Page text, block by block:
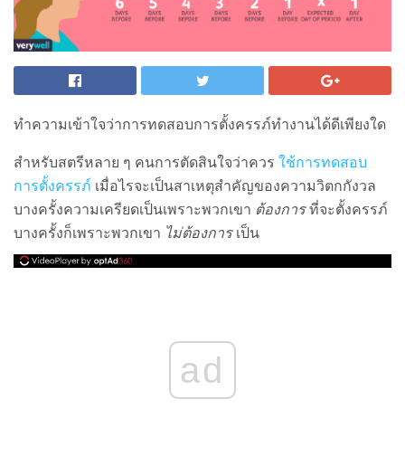
ทำความเข้าใจว่าการทดสอบการตั้งครรภ์ทำงานได้ดีเพียงใด
สำหรับสตรีหลาย ๆ คนการตัดสินใจว่าควร ใช้การทดสอบ
การตั้งครรภ์ เมื่อไรจะเป็นสาเหตุสำคัญของความวิตกกังวล
บางครั้งความเครียดเป็นเพราะพวกเขา ต้องการที่จะตั้งครรภ์
บางครั้งก็เพราะพวกเขา ไม่ต้องการเป็น
ad